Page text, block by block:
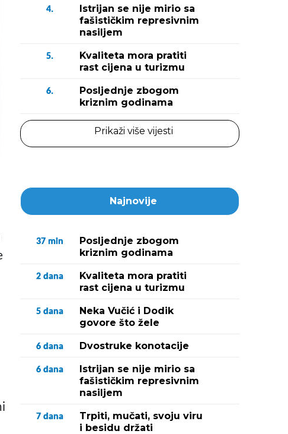
4.
Istrijan se nije mirio sa
fašističkim represivnim
nasiljem
5.
Kvaliteta mora pratiti
rast cijena u turizmu
6.
Posljednje zbogom
kriznim godinama
Prikaži više vijesti
Najnovije
37 min
Posljednje zbogom
kriznim godinama
2 dana
Kvaliteta mora pratiti
rast cijena u turizmu
5 dana
Neka Vučić i Dodik
govore što žele
6 dana Dvostruke konotacije
6 dana
Istrijan se nije mirio sa
fašističkim represivnim
nasiljem
7 dana
Trpiti, mučati, svoju viru
i besidu držati